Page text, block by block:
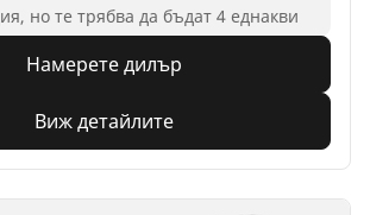
но те трябва да бъдат 4 еднакви
Намерете дилър
Виж детайлите